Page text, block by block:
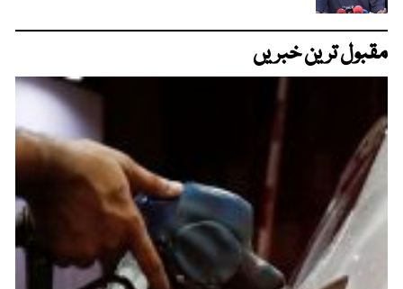
مقبول ترین خبریں